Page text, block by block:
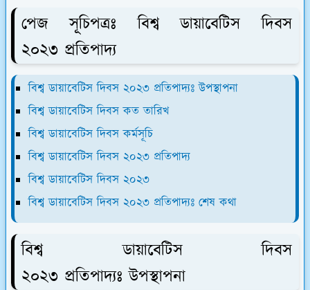
পেজ সূচিপত্রঃ বিশ্ব ডায়াবেটিস দিবস
২০২৩ প্রতিপাদ্য
বিশ্ব ডায়াবেটিস দিবস ২০২৩ প্রতিপাদ্যঃ উপস্থাপনা
বিশ্ব ডায়াবেটিস দিবস কত তারিখ
বিশ্ব ডায়াবেটিস দিবস কর্মসূচি
বিশ্ব ডায়াবেটিস দিবস ২০২৩ প্রতিপাদ্য
বিশ্ব ডায়াবেটিস দিবস ২০২৩
বিশ্ব ডায়াবেটিস দিবস ২০২৩ প্রতিপাদ্যঃ শেষ কথা
বিশ্ব ডায়াবেটিস দিবস
২০২৩ প্রতিপাদ্যঃ উপস্থাপনা